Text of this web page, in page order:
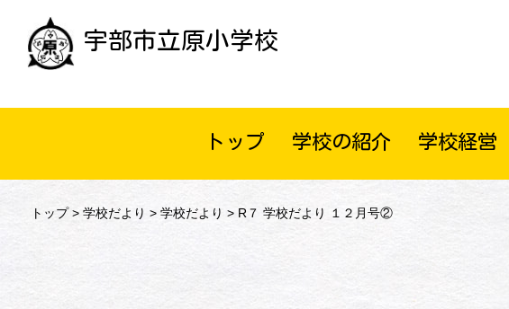
宇部市立原小学校
トップ 学校の紹介 学校経営
トップ> 学校だより > 学校だより > R７ 学校だより １２月号②